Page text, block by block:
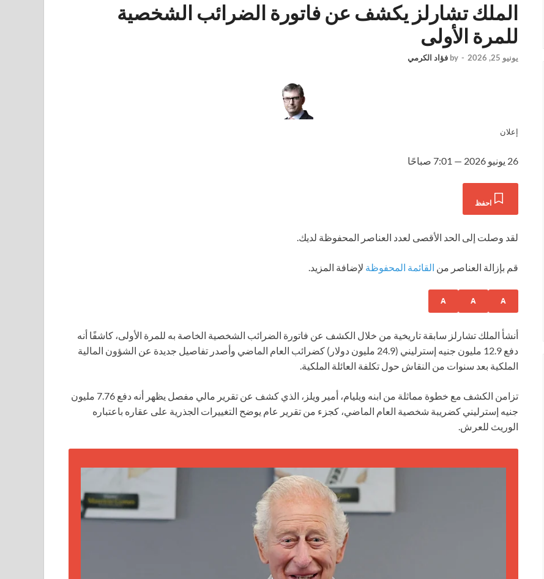
الملك تشارلز يكشف عن فاتورة الضرائب الشخصية
للمرة الأولى
يونيو 25, 2026 -
by فؤاد الكرمي
إعلان
26 يونيو 2026 — 7:01 صباحًا
احفظ
لقد وصلت إلى الحد الأقصى لعدد العناصر المحفوظة لديك.
قم بإزالة العناصر من القائمة المحفوظة لإضافة المزيد.
A
A
A
أنشأ الملك تشارلز سابقة تاريخية من خلال الكشف عن فاتورة الضرائب الشخصية الخاصة به للمرة الأولى، كاشفًا أنه
دفع 12.9 مليون جنيه إسترليني (24.9 مليون دولار) كضرائب العام الماضي وأصدر تفاصيل جديدة عن الشؤون المالية
الملكية بعد سنوات من النقاش حول تكلفة العائلة الملكية.
تزامن الكشف مع خطوة مماثلة من ابنه ويليام، أمير ويلز، الذي كشف عن تقرير مالي مفصل يظهر أنه دفع 7.76 مليون
جنيه إسترليني كضريبة شخصية العام الماضي، كجزء من تقرير عام يوضح التغييرات الجذرية على عقاره باعتباره
الوريث للعرش.